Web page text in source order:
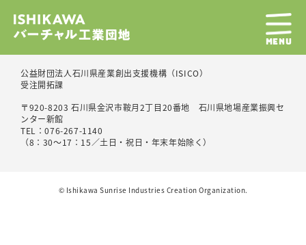
MENU
公益財団法人石川県産業創出支援機構（ISICO）
受注開拓課
〒920-8203 石川県金沢市鞍月2丁目20番地 石川県地場産業振興セ
ンター新館
TEL：076-267-1140
（8：30～17：15／土日・祝日・年末年始除く）
©︎ Ishikawa Sunrise Industries Creation Organization.